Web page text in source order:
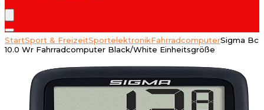
StartSport & FreizeitSportelektronikFahrradcomputerSigma Bc
10.0 Wr Fahrradcomputer Black/White Einheitsgröße